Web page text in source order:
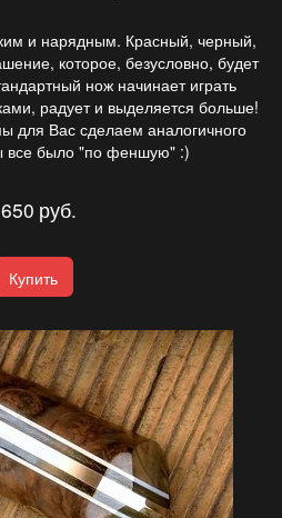
и нарядным. Красный, черный,
которое, безусловно, будет
нож начинает играть
радует и выделяется больше!
для Вас сделаем аналогичного
все было "по феншую" :)
руб.
Купить